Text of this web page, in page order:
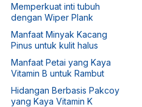
Memperkuat inti tubuh
dengan Wiper Plank
Manfaat Minyak Kacang
Pinus untuk kulit halus
Manfaat Petai yang Kaya
Vitamin B untuk Rambut
Hidangan Berbasis Pakcoy
yang Kaya Vitamin K